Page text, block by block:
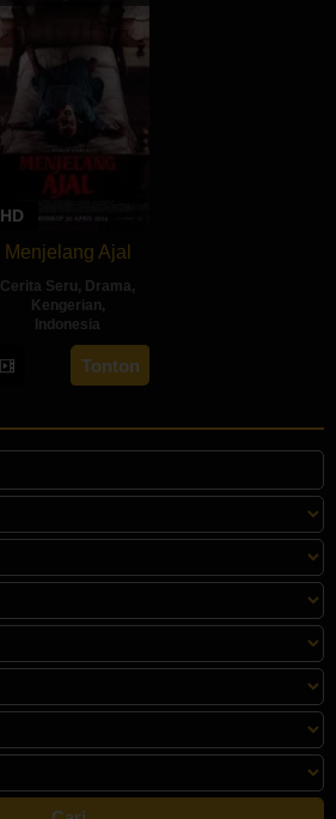
HD
Menjelang Ajal
Cerita Seru, Drama,
Kengerian,
Indonesia
30
Apr
Hadrah
Daeng
Tonton